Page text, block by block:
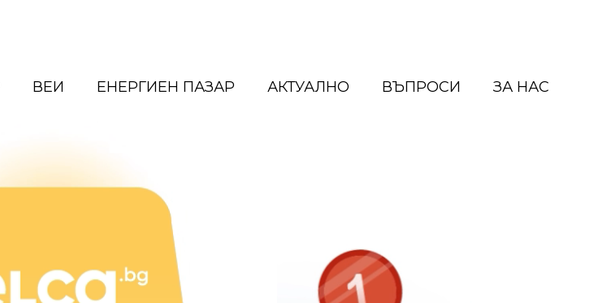
ВЕИ ЕНЕРГИЕН ПАЗАР АКТУАЛНО ВЪПРОСИ ЗА НАС